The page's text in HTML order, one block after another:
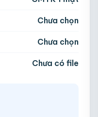
(tối đa 50MB)Chưa chọn
Chưa chọn
Chưa có file